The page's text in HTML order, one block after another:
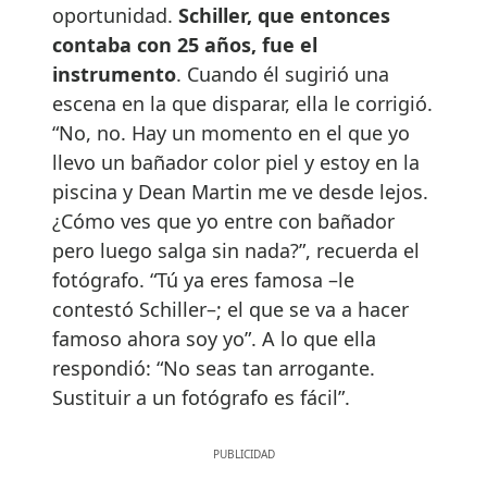
oportunidad. Schiller, que entonces
contaba con 25 años, fue el
instrumento. Cuando él sugirió una
escena en la que disparar, ella le corrigió.
“No, no. Hay un momento en el que yo
llevo un bañador color piel y estoy en la
piscina y Dean Martin me ve desde lejos.
¿Cómo ves que yo entre con bañador
pero luego salga sin nada?”, recuerda el
fotógrafo. “Tú ya eres famosa –le
contestó Schiller–; el que se va a hacer
famoso ahora soy yo”. A lo que ella
respondió: “No seas tan arrogante.
Sustituir a un fotógrafo es fácil”.